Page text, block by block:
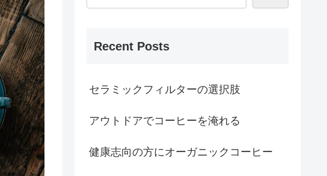
Recent Posts
セラミックフィルターの選択肢
アウトドアでコーヒーを淹れる
健康志向の方にオーガニックコーヒー